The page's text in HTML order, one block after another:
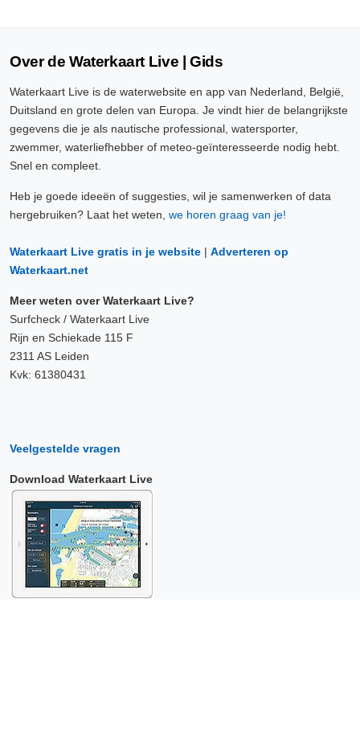
Over de Waterkaart Live | Gids
Waterkaart Live is de waterwebsite en app van Nederland, België,
Duitsland en grote delen van Europa. Je vindt hier de belangrijkste
gegevens die je als nautische professional, watersporter,
zwemmer, waterliefhebber of meteo-geïnteresseerde nodig hebt.
Snel en compleet.
Heb je goede ideeën of suggesties, wil je samenwerken of data
hergebruiken? Laat het weten, we horen graag van je!
Waterkaart Live gratis in je website | Adverteren op
Waterkaart.net
Meer weten over Waterkaart Live?
Surfcheck / Waterkaart Live
Rijn en Schiekade 115 F
2311 AS Leiden
Kvk: 61380431
Veelgestelde vragen
Download Waterkaart Live